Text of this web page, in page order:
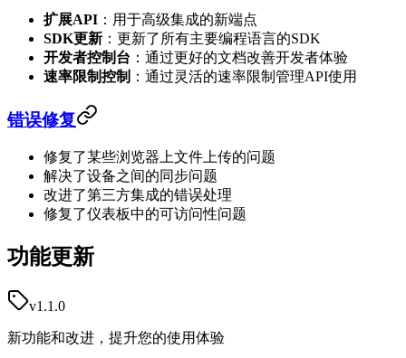
扩展API ：用于高级集成的新端点
SDK更新 ：更新了所有主要编程语言的SDK
开发者控制台 ：通过更好的文档改善开发者体验
速率限制控制 ：通过灵活的速率限制管理API使用
错误修复
修复了某些浏览器上文件上传的问题
解决了设备之间的同步问题
改进了第三方集成的错误处理
修复了仪表板中的可访问性问题
功能更新
v1.1.0
新功能和改进，提升您的使用体验